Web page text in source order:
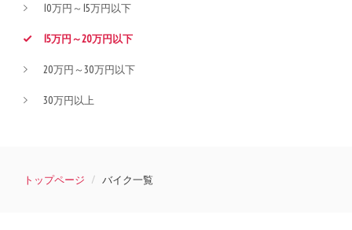
10万円～15万円以下
15万円～20万円以下
20万円～30万円以下
30万円以上
トップページ バイク一覧